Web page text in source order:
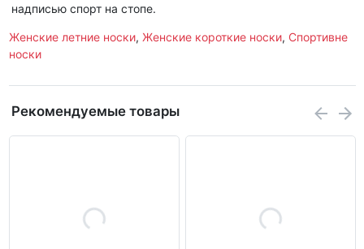
надписью спорт на стопе.
Женские летние носки, Женские короткие носки, Спортивне
носки
Рекомендуемые товары